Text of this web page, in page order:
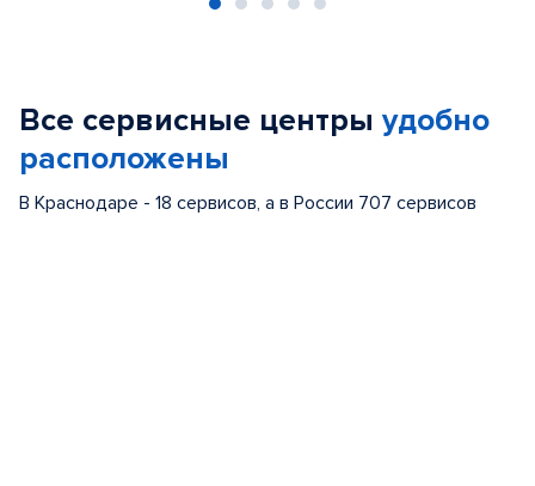
Все сервисные центры удобно
расположены
В Краснодаре - 18 сервисов, а в России 707 сервисов